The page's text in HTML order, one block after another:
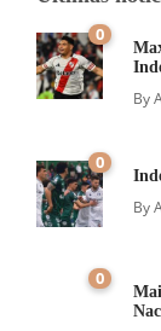
0
By
0
By
0